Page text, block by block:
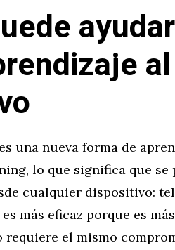
una nueva forma de
lo que significa que se
cualquier dispositivo:
más eficaz porque es
el mismo